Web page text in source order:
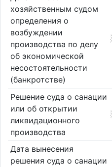
хозяйственным судом
определения о
возбуждении
производства по делу
об экономической
несостоятельности
(банкротстве)
Решение суда о санации
или об открытии
ликвидационного
производства
Дата вынесения
решения суда о санации